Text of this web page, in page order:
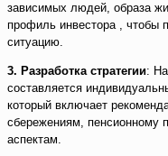
зависимых людей, образа
профиль инвестора , чтобы
ситуацию.
3. Разработка стратегии:
составляется
который включает
сбережениям, пенсионному
аспектам.